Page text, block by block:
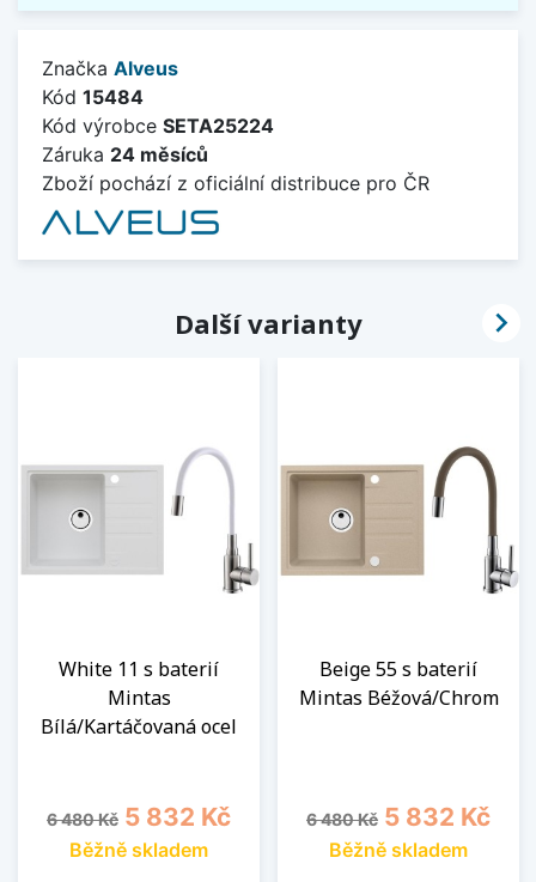
Značka Alveus
Kód 15484
Kód výrobce SETA25224
Záruka 24 měsíců
Zboží pochází z oficiální distribuce pro ČR
Další varianty
White 11 s baterií
Mintas
Bílá/Kartáčovaná ocel
Běžná cena
6 480 Kč Cena
5 832 Kč
Běžně skladem
Beige 55 s baterií
Mintas Béžová/Chrom
Běžná cena
6 480 Kč Cena
5 832 Kč
Běžně skladem
